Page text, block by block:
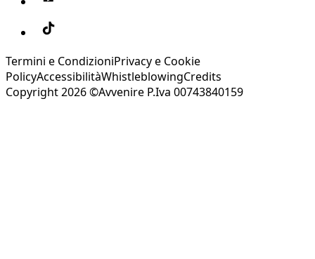
Termini e CondizioniPrivacy e Cookie
PolicyAccessibilitàWhistleblowingCredits
Copyright 2026 ©Avvenire P.Iva 00743840159